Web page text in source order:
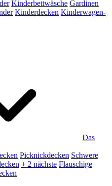
Kinderbettwäsche Gardinen
Kinderdecken Kinderwagen-
Das
Picknickdecken Schwere
+ 2 nächste Flauschige